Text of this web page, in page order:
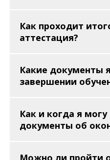
Как проходит
аттестация?
Какие документы
завершении
Как и когда я
документы об
Можно ли пройти